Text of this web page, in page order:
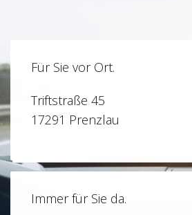
Für Sie vor Ort.
Triftstraße 45
17291 Prenzlau
Immer für Sie da.